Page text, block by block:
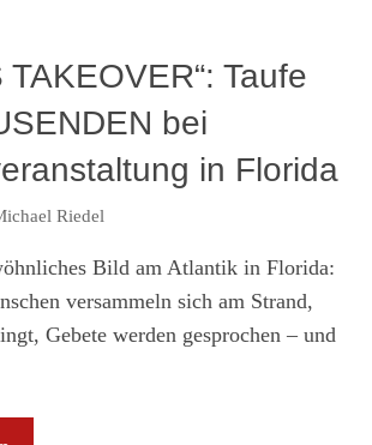
TAKEOVER“: Taufe
bei
in Florida
Riedel
Bild am Atlantik in Florida:
versammeln sich am Strand,
Gebete werden gesprochen – und